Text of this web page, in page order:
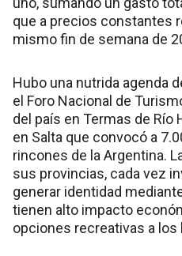
que a precios constantes
mismo fin de semana de
Hubo una nutrida agenda
el Foro Nacional de
del país en Termas de Río
en Salta que convocó a
rincones de la Argentina.
sus provincias, cada vez
generar identidad
tienen alto impacto
opciones recreativas a los